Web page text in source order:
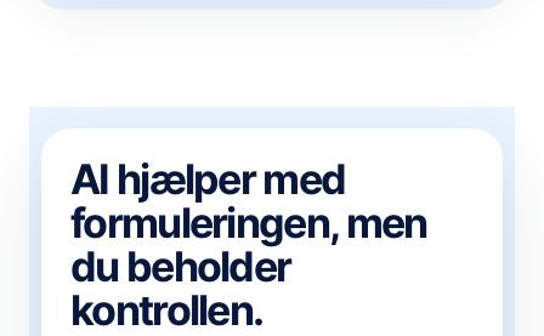
AI hjælper med
formuleringen, men
du beholder
kontrollen.